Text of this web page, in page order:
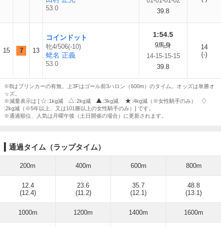
53.0
39.8
15 7 13
コインドット
牝4/506(-10)
蛯名 正義
53.0
1:54.5
9馬身
14-15-15-15
39.8
14
(-)
※Bはブリンカーの有無。上3Fはゴール前3ハロン（600m）のタイム。オッズは単勝オ
ッズ。
※減量表示は [
:1kg減 :2kg減 :3kg減
:4kg減（※女性騎手のみ）
:2kg減（※5年以上、又は101勝以上の女性騎手のみ）] です。
※通過順位、人気は月曜午後（土日開催の場合）に更新されます。
通過タイム（ラップタイム）
200m 400m 600m 800m
12.4
(12.4)
23.6
(11.2)
35.7
(12.1)
48.8
(13.1)
1000m 1200m 1400m 1600m